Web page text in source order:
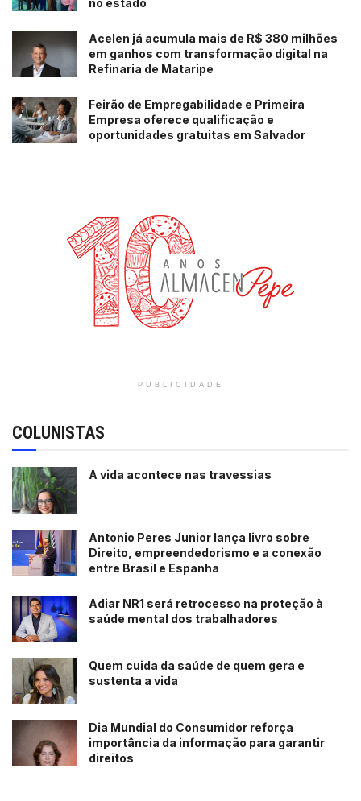
no estado
Acelen já acumula mais de R$ 380 milhões
em ganhos com transformação digital na
Refinaria de Mataripe
Feirão de Empregabilidade e Primeira
Empresa oferece qualificação e
oportunidades gratuitas em Salvador
PUBLICIDADE
COLUNISTAS
A vida acontece nas travessias
Antonio Peres Junior lança livro sobre
Direito, empreendedorismo e a conexão
entre Brasil e Espanha
Adiar NR1 será retrocesso na proteção à
saúde mental dos trabalhadores
Quem cuida da saúde de quem gera e
sustenta a vida
Dia Mundial do Consumidor reforça
importância da informação para garantir
direitos